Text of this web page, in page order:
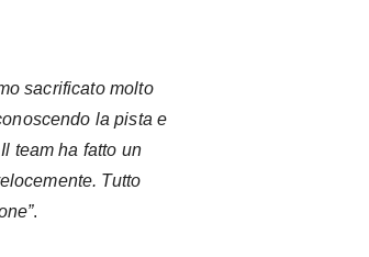
sacrificato molto
la pista e
team ha fatto un
Tutto
.